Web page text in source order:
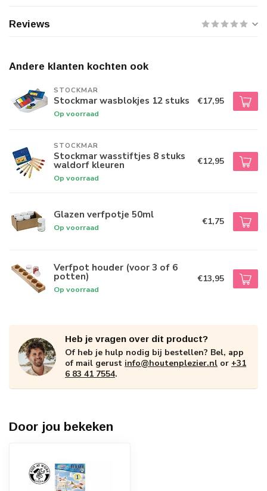
Reviews
Andere klanten kochten ook
STOCKMAR
Stockmar wasblokjes 12 stuks
Op voorraad
€17,95
STOCKMAR
Stockmar wasstiftjes 8 stuks
waldorf kleuren
Op voorraad
€12,95
Glazen verfpotje 50ml
Op voorraad
€1,75
Verfpot houder (voor 3 of 6
potten)
Op voorraad
€13,95
Heb je vragen over dit product?
Of heb je hulp nodig bij bestellen? Bel, app
of mail gerust info@houtenplezier.nl or +31
6 83 41 7554.
Door jou bekeken